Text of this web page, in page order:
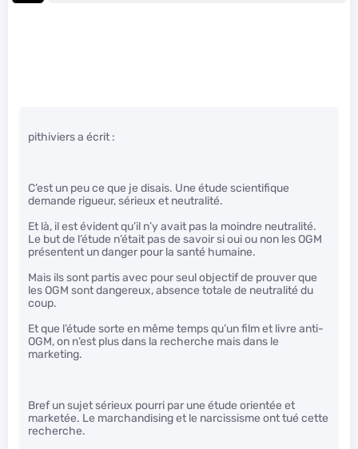
pithiviers a écrit :
C’est un peu ce que je disais. Une étude scientifique
demande rigueur, sérieux et neutralité.
Et là, il est évident qu’il n’y avait pas la moindre neutralité.
Le but de l’étude n’était pas de savoir si oui ou non les OGM
présentent un danger pour la santé humaine.
Mais ils sont partis avec pour seul objectif de prouver que
les OGM sont dangereux, absence totale de neutralité du
coup.
Et que l’étude sorte en même temps qu’un film et livre anti-
OGM, on n’est plus dans la recherche mais dans le
marketing.
Bref un sujet sérieux pourri par une étude orientée et
marketée. Le marchandising et le narcissisme ont tué cette
recherche.